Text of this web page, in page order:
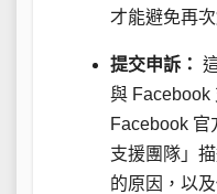
才能避免再
提交申訴：
與 Facebook
Facebook 官
支援團隊」
的原因，以